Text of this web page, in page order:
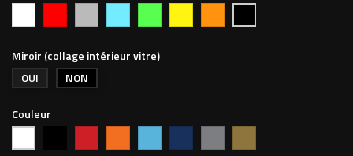
vif
clair
pomme
Orange
Miroir (collage intérieur vitre)
OUI
NON
Couleur
vif
clair
foncé